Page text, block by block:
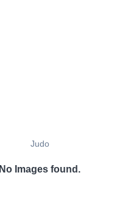
Judo
No Images found.